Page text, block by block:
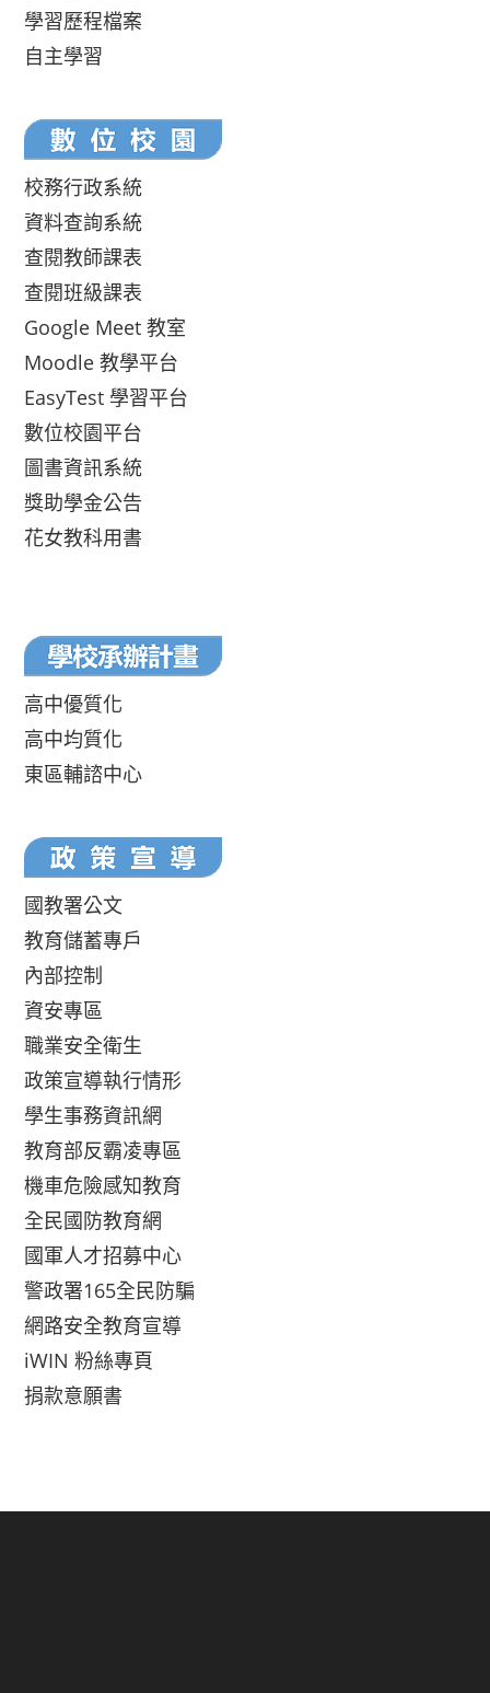
學習歷程檔案
自主學習
校務行政系統
資料查詢系統
查閱教師課表
查閱班級課表
Google Meet 教室
Moodle 教學平台
EasyTest 學習平台
數位校園平台
圖書資訊系統
獎助學金公告
花女教科用書
高中優質化
高中均質化
東區輔諮中心
國教署公文
教育儲蓄專戶
內部控制
資安專區
職業安全衛生
政策宣導執行情形
學生事務資訊網
教育部反霸凌專區
機車危險感知教育
全民國防教育網
國軍人才招募中心
警政署165全民防騙
網路安全教育宣導
iWIN 粉絲專頁
捐款意願書